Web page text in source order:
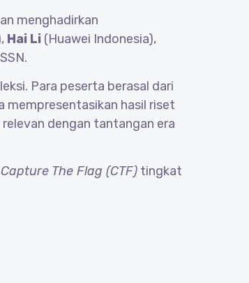
menghadirkan
Hai Li (Huawei Indonesia),
Para peserta berasal dari
mempresentasikan hasil riset
dengan tantangan era
Capture The Flag (CTF) tingkat